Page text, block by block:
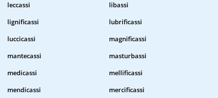
leccassi
libassi
lignificassi
lubrificassi
luccicassi
magnificassi
mantecassi
masturbassi
medicassi
mellificassi
mendicassi
mercificassi